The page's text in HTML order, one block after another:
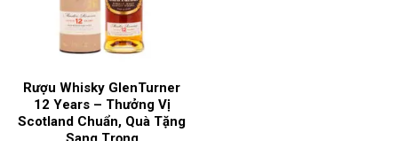
Rượu Whisky GlenTurner
12 Years – Thưởng Vị
Scotland Chuẩn, Quà Tặng
Sang Trọng